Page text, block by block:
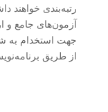
رتبه‌بندی خواهند
آزمون‌های جامع و
جهت استخدام به
از طریق